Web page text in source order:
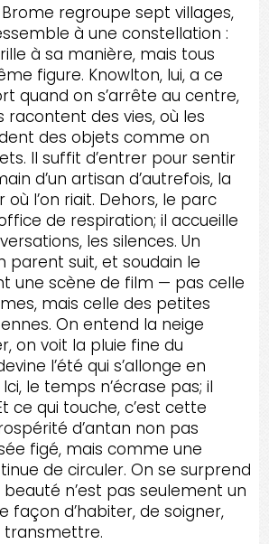
regroupe sept villages,
à une constellation :
à sa manière, mais tous
figure. Knowlton, lui, a ce
quand on s’arrête au centre,
racontent des vies, où les
des objets comme on
Il suffit d’entrer pour sentir
d’un artisan d’autrefois, la
où l’on riait. Dehors, le parc
de respiration; il accueille
les silences. Un
parent suit, et soudain le
une scène de film — pas celle
mais celle des petites
On entend la neige
on voit la pluie fine du
l’été qui s’allonge en
le temps n’écrase pas; il
ce qui touche, c’est cette
d’antan non pas
figé, mais comme une
de circuler. On se surprend
n’est pas seulement un
façon d’habiter, de soigner,
transmettre.